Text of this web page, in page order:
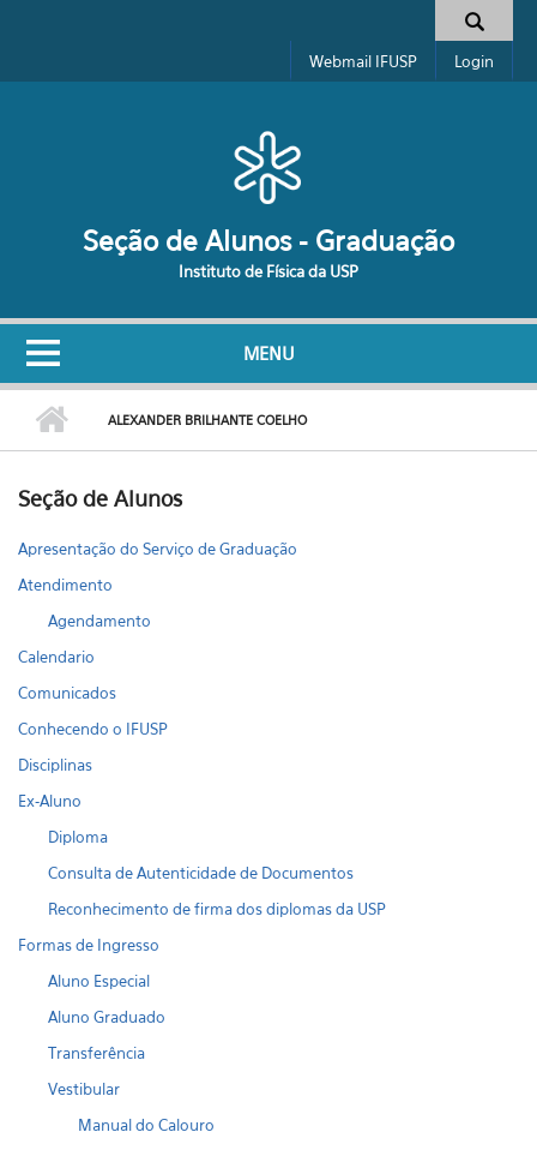
Formulário de busca
Webmail IFUSP Login
Seção de Alunos - Graduação
Instituto de Física da USP
MENU
ALEXANDER BRILHANTE COELHO
Seção de Alunos
Apresentação do Serviço de Graduação
Atendimento
Agendamento
Calendario
Comunicados
Conhecendo o IFUSP
Disciplinas
Ex-Aluno
Diploma
Consulta de Autenticidade de Documentos
Reconhecimento de firma dos diplomas da USP
Formas de Ingresso
Aluno Especial
Aluno Graduado
Transferência
Vestibular
Manual do Calouro